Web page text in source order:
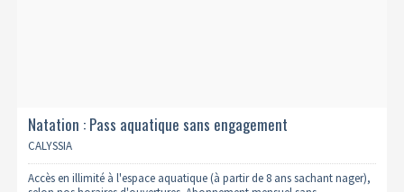
Natation : Pass aquatique sans engagement
CALYSSIA
Accès en illimité à l'espace aquatique (à partir de 8 ans sachant nager),